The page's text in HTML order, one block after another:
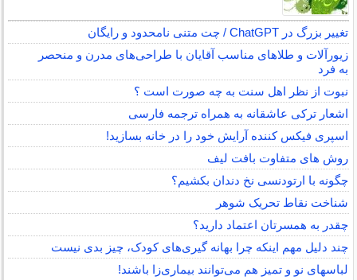
تغییر بزرگ در ChatGPT / چت متنی نامحدود و رایگان
زیورآلات و طلاهای مناسب آقایان با طراحی‌های مدرن و منحصر
به فرد
نبوت از نظر اهل سنت به چه صورت است ؟
اشعار ترکی عاشقانه به همراه ترجمه فارسی
اسپری فیکس کننده آرایش خود را در خانه بسازید!
روش های متفاوت بافت لیف
چگونه با ارتودنسی نخ دندان بکشیم؟
شناخت نقاط تحریک شوهر
چقدر به همسرتان اعتماد دارید؟
چند دلیل مهم اینکه چرا بهانه گیری‌های کودک، چیز بدی نیست
لباس‎های نو و تمیز هم می‌توانند بیماری‌زا باشند!